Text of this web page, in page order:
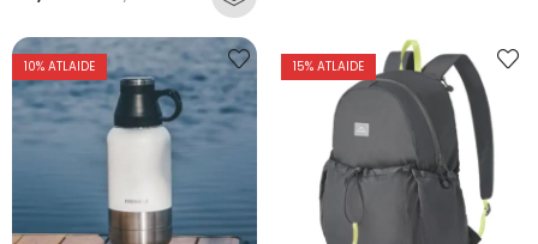
10% ATLAIDE 15% ATLAIDE